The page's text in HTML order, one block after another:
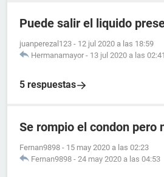
Puede salir el liquido
juanperezal123 - 12 jul 2020 a las 18:59
Hermanamayor - 13 jul 2020 a las 02:41
5 respuestas
Se rompio el condon pero
Fernan9898 - 15 may 2020 a las 02:23
Fernan9898 - 24 may 2020 a las 04:53